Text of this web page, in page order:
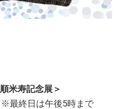
米寿記念展＞
終日は午後5時まで